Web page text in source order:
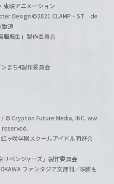
映アニメーション
Design ©2021 CLAMP・ST de
道
職転生」製作委員会
まち4製作委員会
© Crypton Future Media, INC. ww
ヶ咲学園スクールアイドル同好会
ベンジャーズ」製作委員会
ファンタジア文庫刊／映画も